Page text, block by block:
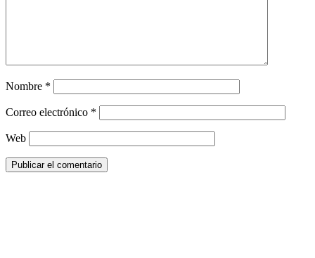
Nombre *
Correo electrónico *
Web